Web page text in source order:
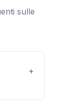
sulle